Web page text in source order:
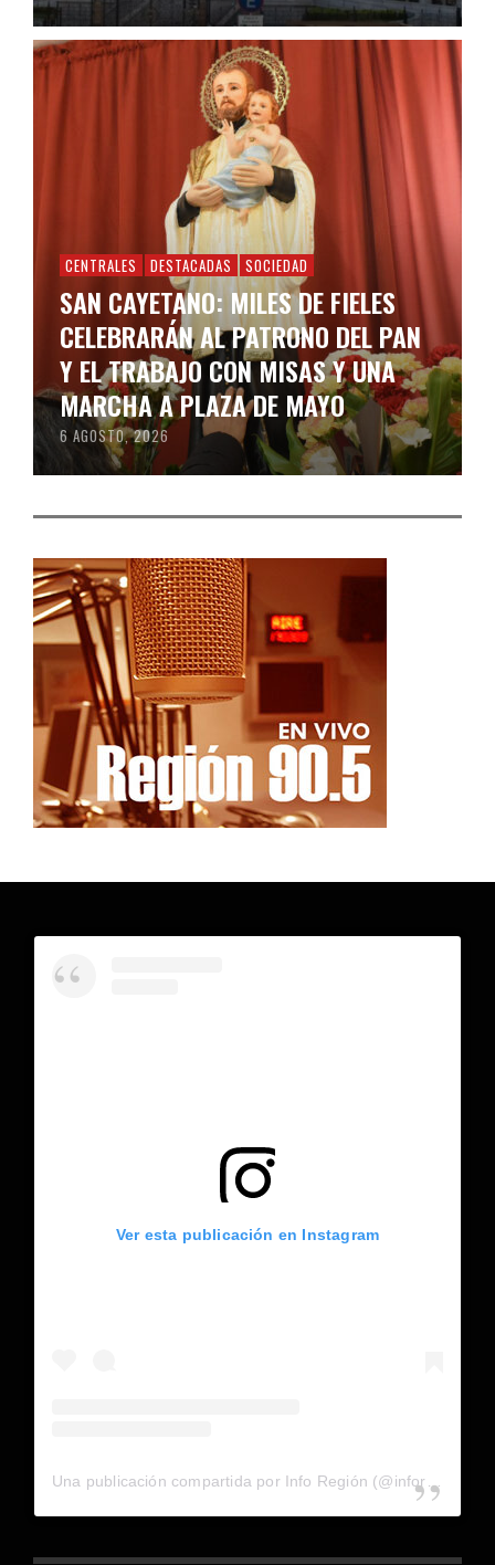
CENTRALES DESTACADAS SOCIEDAD
SAN CAYETANO: MILES DE FIELES
CELEBRARÁN AL PATRONO DEL PAN
Y EL TRABAJO CON MISAS Y UNA
MARCHA A PLAZA DE MAYO
6 AGOSTO, 2026
Ver esta publicación en Instagram